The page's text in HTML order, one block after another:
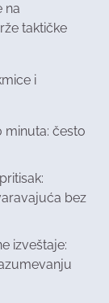
na
taktičke
i
minuta: često
bez
izveštaje: